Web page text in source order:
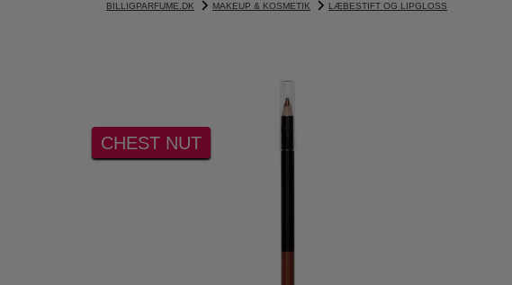
BILLIGPARFUME.DK MAKEUP & KOSMETIK LÆBESTIFT OG LIPGLOSS
CHEST NUT